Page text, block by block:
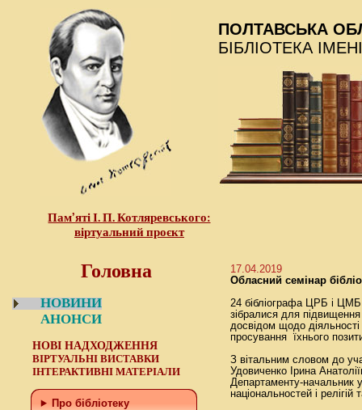
Пам’яті І. П. Котляревського:
віртуальний проєкт
ПОЛТАВСЬКА
БІБЛІОТЕКА
Головна
НОВИНИ
АНОНСИ
НОВІ НАДХОДЖЕННЯ
ВІРТУАЛЬНІ ВИСТАВКИ
ІНТЕРАКТИВНІ МАТЕРІАЛИ
Про бібліотеку
17.04.2019
Обласний семінар
24 бібліографа ЦРБ і
зібралися для
досвідом щодо діяльності
просування їхнього
З вітальним словом до
Удовиченко Ірина
Департаменту-начальник
національностей і